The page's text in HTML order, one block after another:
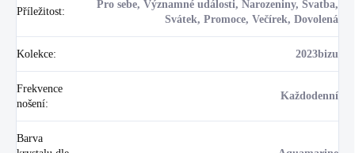
Příležitost:
Pro sebe, Významné události, Narozeniny, Svatba,
Svátek, Promoce, Večírek, Dovolená
Kolekce: 2023bizu
Frekvence
nošení:
Každodenní
Barva